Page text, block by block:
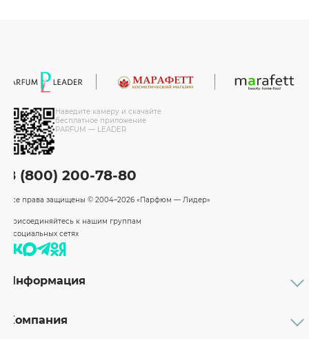
Наведите камеру и скачайте
бесплатное приложение
PARFUM — LEADER
8 (800) 200-78-80
Все права защищены © 2004–2026 «Парфюм — Лидер»
Присоединяйтесь к нашим группам
в социальных сетях
Информация
Бренды
Компания